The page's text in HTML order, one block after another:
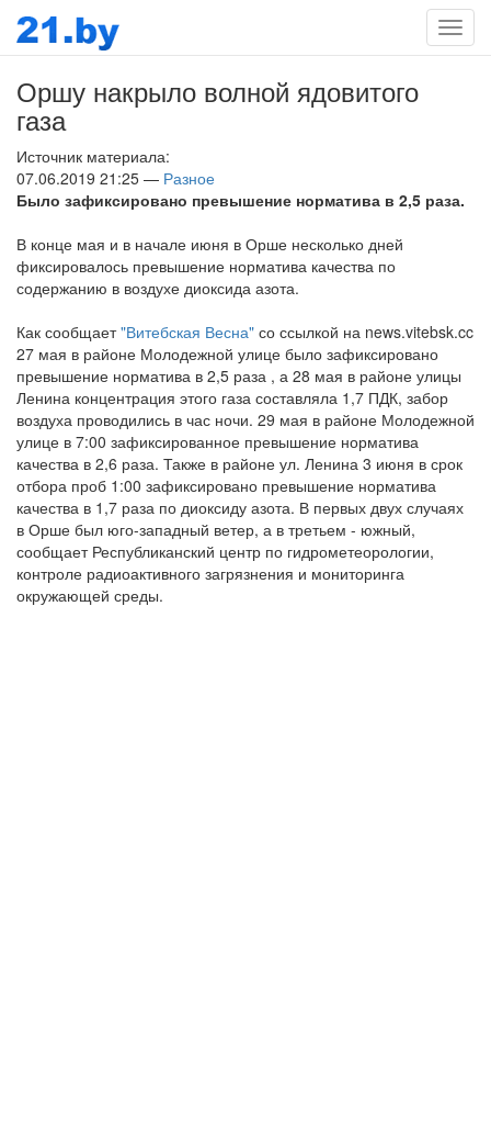
Меню
Оршу накрыло волной ядовитого
газа
Источник материала:
07.06.2019 21:25 — Разное
Было зафиксировано превышение норматива в 2,5 раза.
В конце мая и в начале июня в Орше несколько дней
фиксировалось превышение норматива качества по
содержанию в воздухе диоксида азота.
Как сообщает"Витебская Весна" со ссылкой на news.vitebsk.cc
27 мая в районе Молодежной улице было зафиксировано
превышение норматива в 2,5 раза , а 28 мая в районе улицы
Ленина концентрация этого газа составляла 1,7 ПДК, забор
воздуха проводились в час ночи. 29 мая в районе Молодежной
улице в 7:00 зафиксированное превышение норматива
качества в 2,6 раза. Также в районе ул. Ленина 3 июня в срок
отбора проб 1:00 зафиксировано превышение норматива
качества в 1,7 раза по диоксиду азота. В первых двух случаях
в Орше был юго-западный ветер, а в третьем - южный,
сообщает Республиканский центр по гидрометеорологии,
контроле радиоактивного загрязнения и мониторинга
окружающей среды.